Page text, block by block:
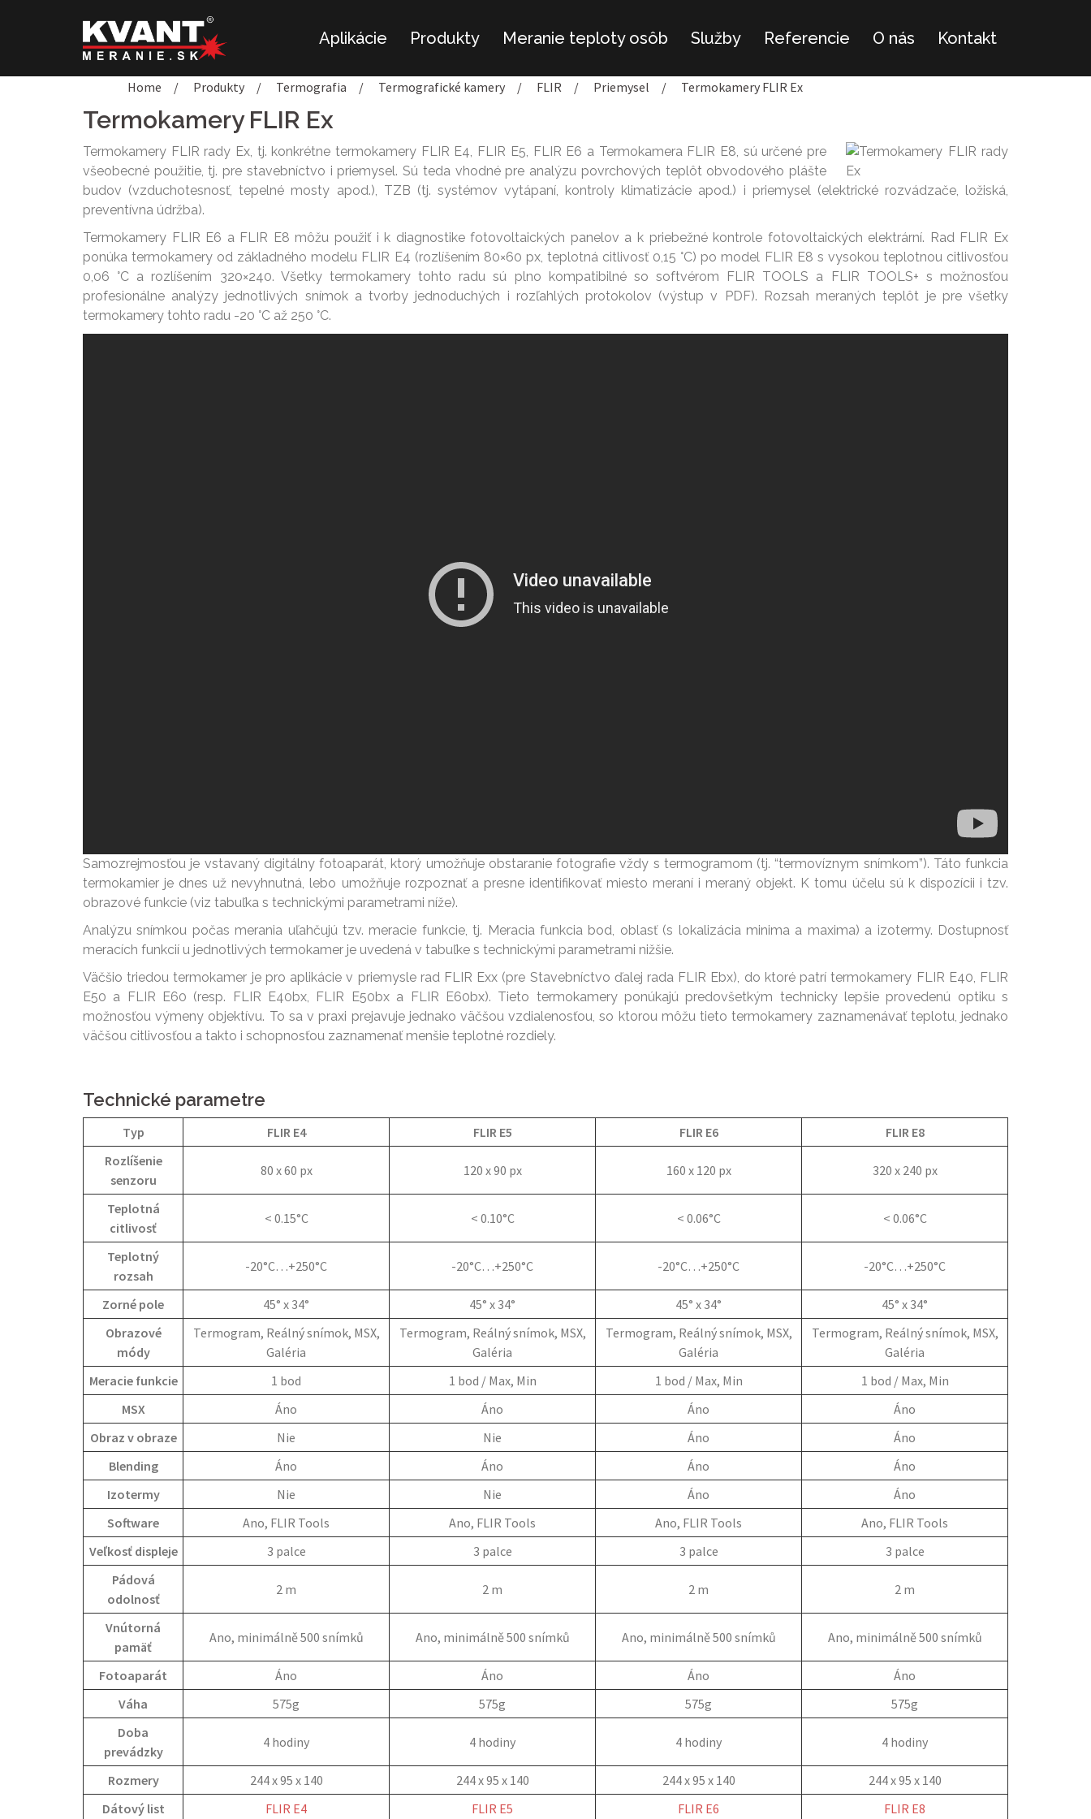
Aplikácie Produkty Meranie teploty osôb Služby Referencie O nás Kontakt
Home / Produkty / Termografia / Termografické kamery / FLIR / Priemysel / Termokamery FLIR Ex
Termokamery FLIR Ex
Termokamery FLIR rady Ex, tj. konkrétne termokamery FLIR E4, FLIR E5, FLIR E6 a Termokamera FLIR E8, sú určené pre
všeobecné použitie, tj. pre stavebníctvo i priemysel. Sú teda vhodné pre analýzu povrchových teplôt obvodového plášte
budov (vzduchotesnosť, tepelné mosty apod.), TZB (tj. systémov vytápaní, kontroly klimatizácie apod.) i priemysel (elektrické rozvádzače, ložiská,
preventívna údržba).
Termokamery FLIR E6 a FLIR E8 môžu použiť i k diagnostike fotovoltaických panelov a k priebežné kontrole fotovoltaických elektrární. Rad FLIR Ex
ponúka termokamery od základného modelu FLIR E4 (rozlíšením 80×60 px, teplotná citlivosť 0,15 °C) po model FLIR E8 s vysokou teplotnou citlivosťou
0,06 °C a rozlíšením 320×240. Všetky termokamery tohto radu sú plno kompatibilné so softvérom FLIR TOOLS a FLIR TOOLS+ s možnosťou
profesionálne analýzy jednotlivých snímok a tvorby jednoduchých i rozľahlých protokolov (výstup v PDF). Rozsah meraných teplôt je pre všetky
termokamery tohto radu -20 °C až 250 °C.
Samozrejmosťou je vstavaný digitálny fotoaparát, ktorý umožňuje obstaranie fotografie vždy s termogramom (tj. “termovíznym snímkom”). Táto funkcia
termokamier je dnes už nevyhnutná, lebo umožňuje rozpoznať a presne identifikovať miesto meraní i meraný objekt. K tomu účelu sú k dispozícii i tzv.
obrazové funkcie (viz tabuľka s technickými parametrami níže).
Analýzu snímkou počas merania uľahčujú tzv. meracie funkcie, tj. Meracia funkcia bod, oblasť (s lokalizácia minima a maxima) a izotermy. Dostupnosť
meracích funkcií u jednotlivých termokamer je uvedená v tabuľke s technickými parametrami nižšie.
Väčšio triedou termokamer je pro aplikácie v priemysle rad FLIR Exx (pre Stavebníctvo ďalej rada FLIR Ebx), do ktoré patrí termokamery FLIR E40, FLIR
E50 a FLIR E60 (resp. FLIR E40bx, FLIR E50bx a FLIR E60bx). Tieto termokamery ponúkajú predovšetkým technicky lepšie provedenú optiku s
možnosťou výmeny objektívu. To sa v praxi prejavuje jednako väčšou vzdialenosťou, so ktorou môžu tieto termokamery zaznamenávať teplotu, jednako
väčšou citlivosťou a takto i schopnosťou zaznamenať menšie teplotné rozdiely.
Technické parametre
Typ FLIR E4 FLIR E5 FLIR E6
FLIR E8
Rozlíšenie
senzoru
80 x 60 px 120 x 90 px 160 x 120 px 320 x 240 px
Teplotná
citlivosť
< 0.15°C < 0.10°C < 0.06°C < 0.06°C
Teplotný
rozsah
-20°C…+250°C -20°C…+250°C -20°C…+250°C -20°C…+250°C
Zorné pole 45° x 34° 45° x 34° 45° x 34°
45° x 34°
Obrazové
módy
Termogram, Reálný snímok, MSX,
Galéria
Termogram, Reálný snímok, MSX,
Galéria
Termogram, Reálný snímok, MSX,
Galéria
Termogram, Reálný snímok, MSX,
Galéria
Meracie funkcie
1 bod 1 bod / Max, Min 1 bod / Max, Min
1 bod / Max, Min
MSX
Áno Áno Áno
Áno
Obraz v obraze
Nie Nie Áno
Áno
Blending
Áno Áno Áno
Áno
Izotermy
Nie Nie Áno
Áno
Software
Ano, FLIR Tools Ano, FLIR Tools Ano, FLIR Tools
Ano, FLIR Tools
Veľkosť displeje
3 palce 3 palce 3 palce
3 palce
Pádová
odolnosť
2 m 2 m 2 m 2 m
Vnútorná
pamäť
Ano, minimálně 500 snímků Ano, minimálně 500 snímků Ano, minimálně 500 snímků Ano, minimálně 500 snímků
Fotoaparát Áno Áno Áno
Áno
Váha
575g 575g 575g
575g
Doba
prevádzky
4 hodiny 4 hodiny 4 hodiny 4 hodiny
Rozmery 244 x 95 x 140 244 x 95 x 140 244 x 95 x 140
244 x 95 x 140
Dátový list
FLIR E4 FLIR E5 FLIR E6 FLIR E8